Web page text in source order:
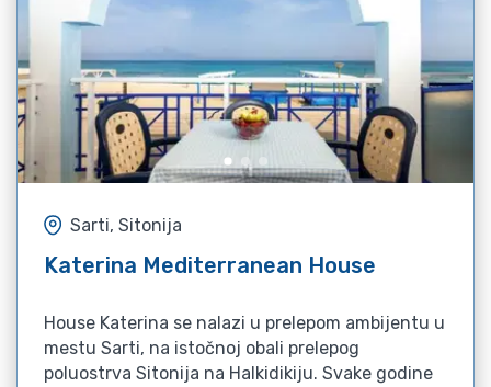
Sarti, Sitonija
Katerina Mediterranean House
House Katerina se nalazi u prelepom ambijentu u
mestu Sarti, na istočnoj obali prelepog
poluostrva Sitonija na Halkidikiju. Svake godine